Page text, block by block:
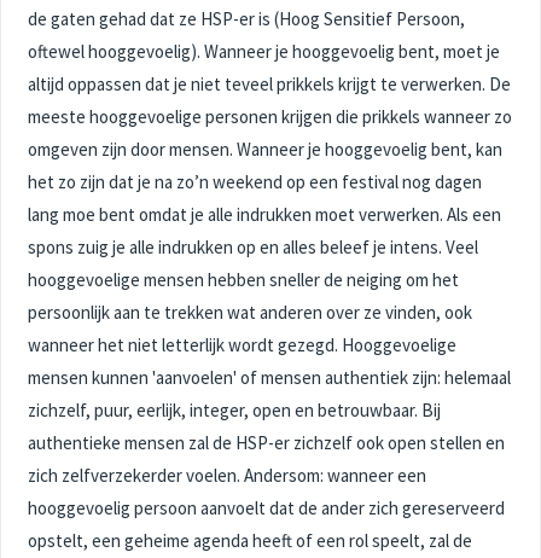
de gaten gehad dat ze HSP-er is (Hoog Sensitief Persoon,
oftewel hooggevoelig). Wanneer je hooggevoelig bent, moet je
altijd oppassen dat je niet teveel prikkels krijgt te verwerken. De
meeste hooggevoelige personen krijgen die prikkels wanneer zo
omgeven zijn door mensen. Wanneer je hooggevoelig bent, kan
het zo zijn dat je na zo’n weekend op een festival nog dagen
lang moe bent omdat je alle indrukken moet verwerken. Als een
spons zuig je alle indrukken op en alles beleef je intens. Veel
hooggevoelige mensen hebben sneller de neiging om het
persoonlijk aan te trekken wat anderen over ze vinden, ook
wanneer het niet letterlijk wordt gezegd. Hooggevoelige
mensen kunnen 'aanvoelen' of mensen authentiek zijn: helemaal
zichzelf, puur, eerlijk, integer, open en betrouwbaar. Bij
authentieke mensen zal de HSP-er zichzelf ook open stellen en
zich zelfverzekerder voelen. Andersom: wanneer een
hooggevoelig persoon aanvoelt dat de ander zich gereserveerd
opstelt, een geheime agenda heeft of een rol speelt, zal de